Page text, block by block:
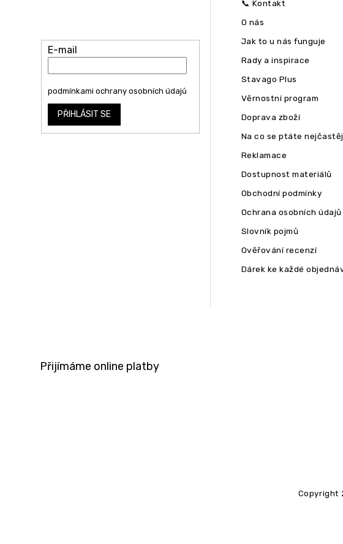
E-mail
podmínkami ochrany osobních údajů
PŘIHLÁSIT SE
📞 Kontakt
O nás
Jak to u nás funguje
Rady a inspirace
Stavago Plus
Věrnostní program
Doprava zboží
Na co se ptáte
Reklamace
Dostupnost materiálů
Obchodní podmínky
Ochrana osobních údajů
Slovník pojmů
Ověřování recenzí
Dárek ke každé
Přijímáme online platby
Copyright